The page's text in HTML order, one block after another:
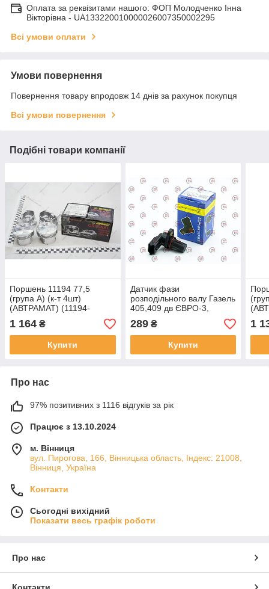
Оплата за реквізитами нашого: ФОП Молодченко Інна
Вікторівна - UA133220010000026007350002295
Всі умови оплати
Умови повернення
Повернення товару впродовж 14 днів за рахунок покупця
Всі умови повернення
Подібні товари компанії
Поршень 11194 77,5
(група A) (к-т 4шт)
(АВТРАМАТ) (11194-
1004014М-32-А)
1 164 ₴
Купити
Датчик фази
розподільного валу Газель
405,409 дв ЄВРО-3,
газель Next дв.А-274
(407.3847) (Elprom-
Elhovo)
289₴
Купити
1
Про нас
97% позитивних з 1116 відгуків за рік
Працює з 13.10.2024
м. Вінниця
вул. Пирогова, 166, Вінницька область, Індекс: 21008,
Вінниця, Україна
Контакти
Сьогодні вихідний
Показати весь графік роботи
Про нас